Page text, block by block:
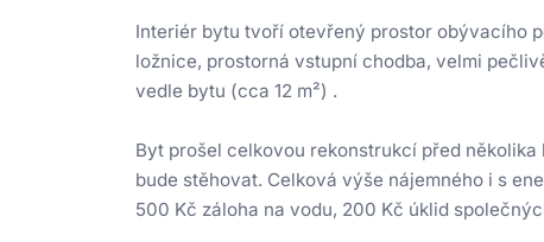
Interiér bytu tvoří otevřený prostor obývacího
ložnice, prostorná vstupní chodba, velmi
vedle bytu (cca 12 m²) .
Byt prošel celkovou rekonstrukcí před
bude stěhovat. Celková výše nájemného i s
500 Kč záloha na vodu, 200 Kč úklid